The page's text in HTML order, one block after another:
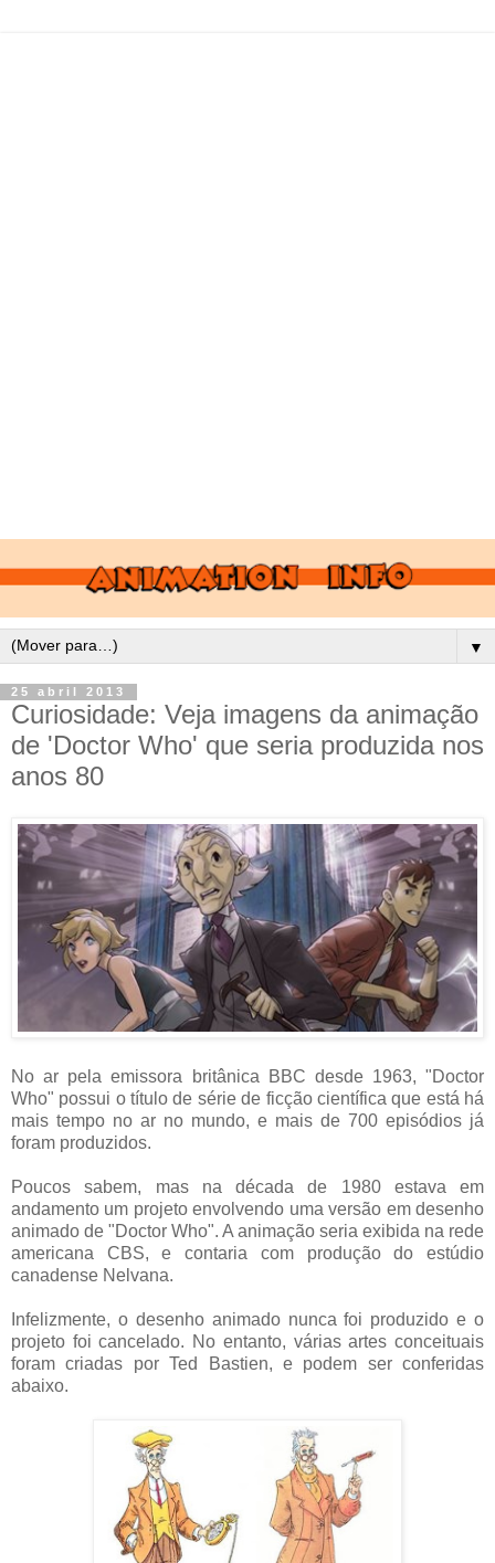
▼
25 abril 2013
Curiosidade: Veja imagens da animação
de 'Doctor Who' que seria produzida nos
anos 80
No ar pela emissora britânica BBC desde 1963, "Doctor
Who" possui o título de série de ficção científica que está há
mais tempo no ar no mundo, e mais de 700 episódios já
foram produzidos.
Poucos sabem, mas na década de 1980 estava em
andamento um projeto envolvendo uma versão em desenho
animado de "Doctor Who". A animação seria exibida na rede
americana CBS, e contaria com produção do estúdio
canadense Nelvana.
Infelizmente, o desenho animado nunca foi produzido e o
projeto foi cancelado. No entanto, várias artes conceituais
foram criadas por Ted Bastien, e podem ser conferidas
abaixo.